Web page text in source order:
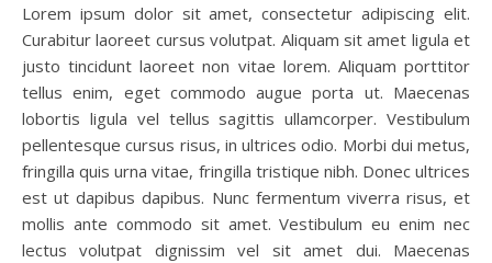
Lorem ipsum dolor sit amet, consectetur adipiscing elit.
Curabitur laoreet cursus volutpat. Aliquam sit amet ligula et
justo tincidunt laoreet non vitae lorem. Aliquam porttitor
tellus enim, eget commodo augue porta ut. Maecenas
lobortis ligula vel tellus sagittis ullamcorper. Vestibulum
pellentesque cursus risus, in ultrices odio. Morbi dui metus,
fringilla quis urna vitae, fringilla tristique nibh. Donec ultrices
est ut dapibus dapibus. Nunc fermentum viverra risus, et
mollis ante commodo sit amet. Vestibulum eu enim nec
lectus volutpat dignissim vel sit amet dui. Maecenas